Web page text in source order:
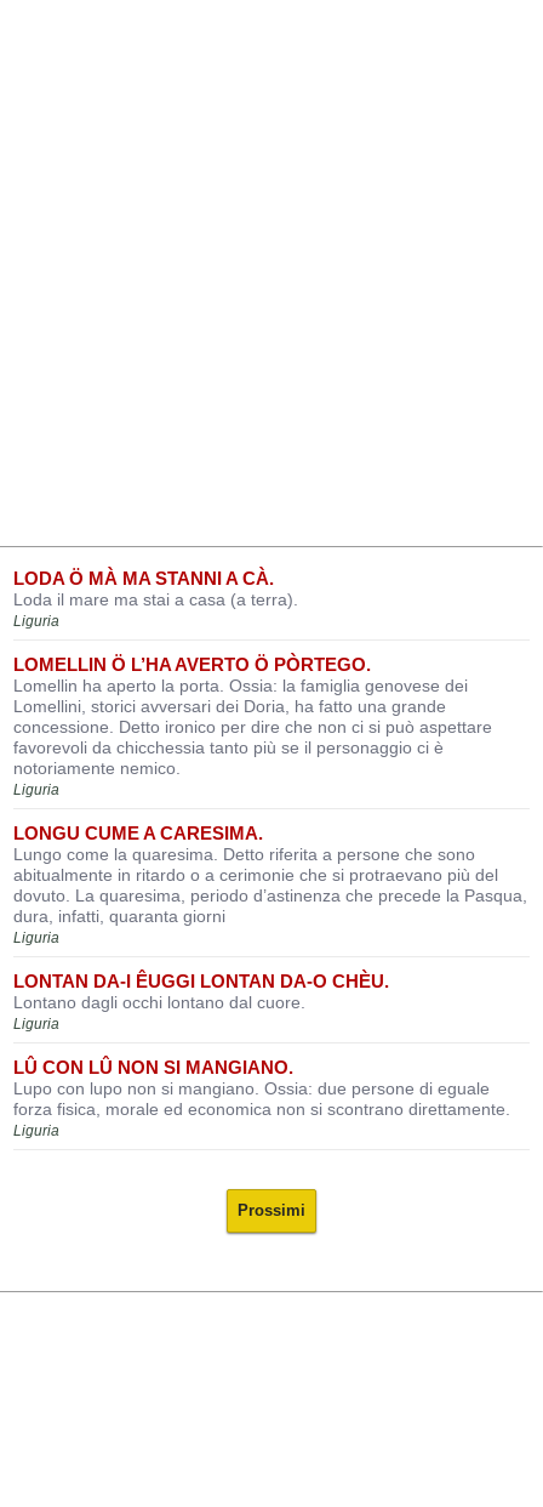
LODA Ö MÀ MA STANNI A CÀ.
Loda il mare ma stai a casa (a terra).
Liguria
LOMELLIN Ö L’HA AVERTO Ö PÒRTEGO.
Lomellin ha aperto la porta. Ossia: la famiglia genovese dei
Lomellini, storici avversari dei Doria, ha fatto una grande
concessione. Detto ironico per dire che non ci si può aspettare
favorevoli da chicchessia tanto più se il personaggio ci è
notoriamente nemico.
Liguria
LONGU CUME A CARESIMA.
Lungo come la quaresima. Detto riferita a persone che sono
abitualmente in ritardo o a cerimonie che si protraevano più del
dovuto. La quaresima, periodo d’astinenza che precede la Pasqua,
dura, infatti, quaranta giorni
Liguria
LONTAN DA-I ÊUGGI LONTAN DA-O CHÈU.
Lontano dagli occhi lontano dal cuore.
Liguria
LÛ CON LÛ NON SI MANGIANO.
Lupo con lupo non si mangiano. Ossia: due persone di eguale
forza fisica, morale ed economica non si scontrano direttamente.
Liguria
Prossimi